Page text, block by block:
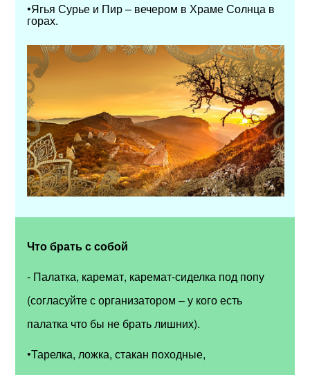
•Ягья Сурье и Пир – вечером в Храме Солнца в
горах.
Что брать с собой
- Палатка, каремат, каремат-сиделка под попу
(согласуйте с организатором – у кого есть
палатка что бы не брать лишних).
•Тарелка, ложка, стакан походные,